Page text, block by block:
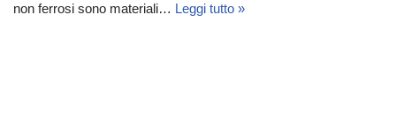
non ferrosi sono materiali… Leggi tutto »